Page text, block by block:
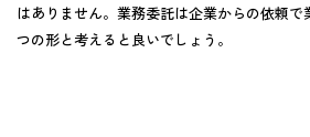
はありません。業務委託は企業からの依頼で
つの形と考えると良いでしょう。